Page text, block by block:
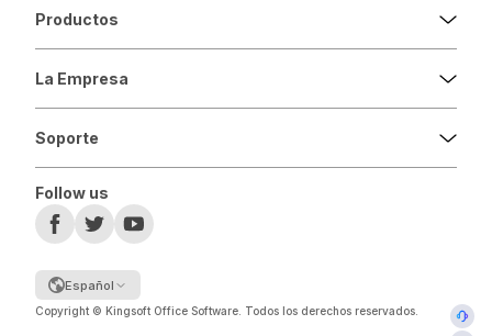
Productos
La Empresa
Soporte
Follow us
Español
Copyright © Kingsoft Office Software. Todos los derechos reservados.